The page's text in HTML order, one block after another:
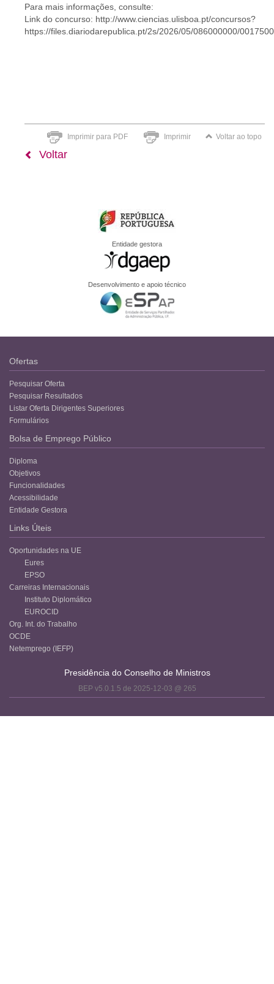
Para mais informações, consulte:
Link do concurso: http://www.ciencias.ulisboa.pt/concursos?
https://files.diariodarepublica.pt/2s/2026/05/086000000/
Imprimir para PDF Imprimir Voltar ao topo
Voltar
Entidade gestora
Desenvolvimento e apoio técnico
Ofertas
Pesquisar Oferta
Pesquisar Resultados
Listar Oferta Dirigentes Superiores
Formulários
Bolsa de Emprego Público
Diploma
Objetivos
Funcionalidades
Acessibilidade
Entidade Gestora
Links Úteis
Oportunidades na UE
Eures
EPSO
Carreiras Internacionais
Instituto Diplomático
EUROCID
Org. Int. do Trabalho
OCDE
Netemprego (IEFP)
Presidência do Conselho de Ministros
BEP v5.0.1.5 de 2025-12-03 @ 265